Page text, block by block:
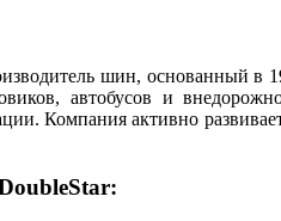
шин, основанный в
автобусов и
Компания активно